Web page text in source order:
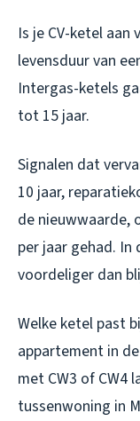
Is je CV-ketel
levensduur van
Intergas-ketels
tot 15 jaar.
Signalen dat
10 jaar,
de nieuwwaarde,
per jaar gehad. In
voordeliger dan
Welke ketel past
appartement in
met CW3 of CW4
tussenwoning in